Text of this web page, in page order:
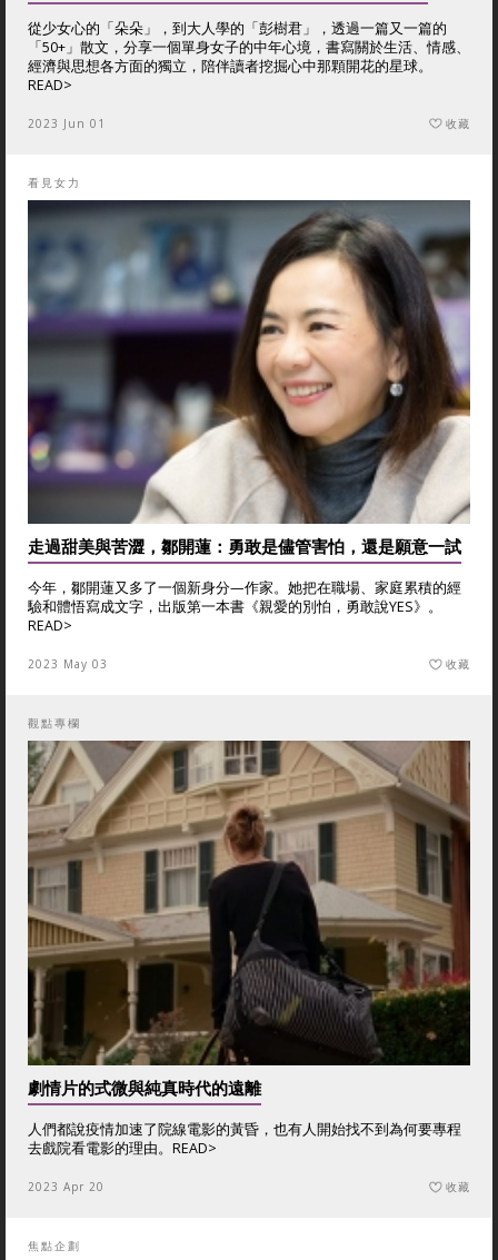
從少女心的「朵朵」，到大人學的「彭樹君」，透過一篇又一篇的
「50+」散文，分享一個單身女子的中年心境，書寫關於生活、情感、
經濟與思想各方面的獨立，陪伴讀者挖掘心中那顆開花的星球。
READ>
2023 Jun 01 收藏
看見女力
走過甜美與苦澀，鄒開蓮：勇敢是儘管害怕，還是願意一試
今年，鄒開蓮又多了一個新身分—作家。她把在職場、家庭累積的經
驗和體悟寫成文字，出版第一本書《親愛的別怕，勇敢說YES》。
READ>
2023 May 03 收藏
觀點專欄
劇情片的式微與純真時代的遠離
人們都說疫情加速了院線電影的黃昏，也有人開始找不到為何要專程
去戲院看電影的理由。 READ>
2023 Apr 20 收藏
焦點企劃